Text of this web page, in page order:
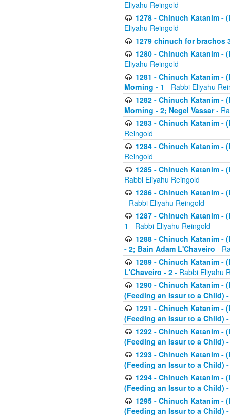
Eliyahu Reingold
1278 - Chinuch Katanim -
Eliyahu Reingold
1279 chinuch for brachos
1280 - Chinuch Katanim -
Eliyahu Reingold
1281 - Chinuch Katanim -
Morning - 1 - Rabbi Eliyahu
1282 - Chinuch Katanim -
Morning - 2; Negel Vassar-
1283 - Chinuch Katanim -
Reingold
1284 - Chinuch Katanim -
Reingold
1285 - Chinuch Katanim -
Rabbi Eliyahu Reingold
1286 - Chinuch Katanim -
- Rabbi Eliyahu Reingold
1287 - Chinuch Katanim -
1 - Rabbi Eliyahu Reingold
1288 - Chinuch Katanim -
- 2; Bain Adam L'Chaveiro -
1289 - Chinuch Katanim -
L'Chaveiro - 2 - Rabbi Eliyahu
1290 - Chinuch Katanim -
(Feeding an Issur to a Child)
1291 - Chinuch Katanim -
(Feeding an Issur to a Child)
1292 - Chinuch Katanim -
(Feeding an Issur to a Child)
1293 - Chinuch Katanim -
(Feeding an Issur to a Child)
1294 - Chinuch Katanim -
(Feeding an Issur to a Child)
1295 - Chinuch Katanim -
(Feeding an Issur to a Child)